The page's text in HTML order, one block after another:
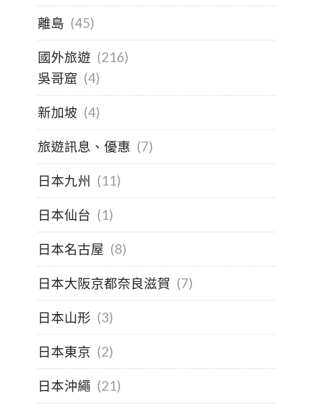
離島 (45)
國外旅遊 (216)
吳哥窟 (4)
新加坡 (4)
旅遊訊息、優惠 (7)
日本九州 (11)
日本仙台 (1)
日本名古屋 (8)
日本大阪京都奈良滋賀 (7)
日本山形 (3)
日本東京 (2)
日本沖繩 (21)